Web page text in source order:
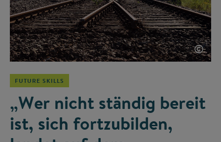
©
FUTURE SKILLS
„Wer nicht ständig bereit
ist, sich fortzubilden,